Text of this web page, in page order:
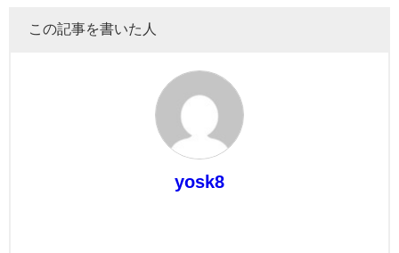
この記事を書いた人
yosk8